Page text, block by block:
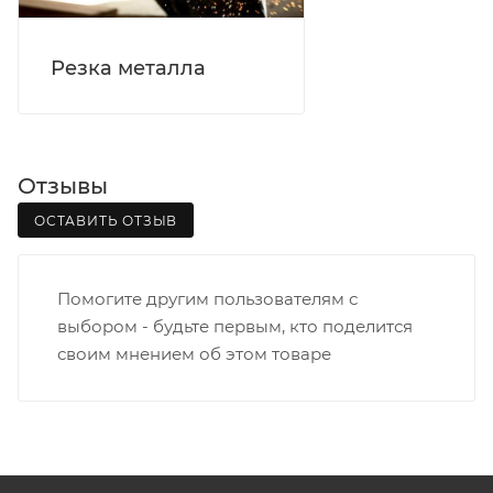
Вятка, область, межгород) осуществляется в
логистики БМС.
ВАЖНО: Покупатель обязан обеспечить наличие
отказаться от доставки. Стоимость повторной
доставки оплачивается покупателем в полном
Резка металла
Отзывы
ОСТАВИТЬ ОТЗЫВ
Помогите другим пользователям с
выбором - будьте первым, кто поделится
своим мнением об этом товаре